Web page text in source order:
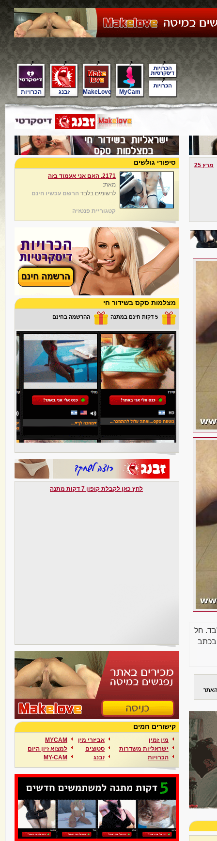
הכרויות זבנג MakeLove MyCam
מרץ 25
חל
בכתב
האתר
סיפורי גולשים
2171. האם אני אעמוד בזה
מאת:
לרשומים בלבד הרשם עכשיו חינם
קטגוריית פנטזיה
מצלמות סקס בשידור חי
5 דקות חינם במתנה ההרשמה בחינם
לחץ כאן לקבלת קופון 7 דקות מתנה
קישורים חמים
מין זמין
ישראליות משדרות
הכרויות
אביזרי מין
סטוצים
זבנג
MYCAM
למצוא זיון היום
MY-CAM